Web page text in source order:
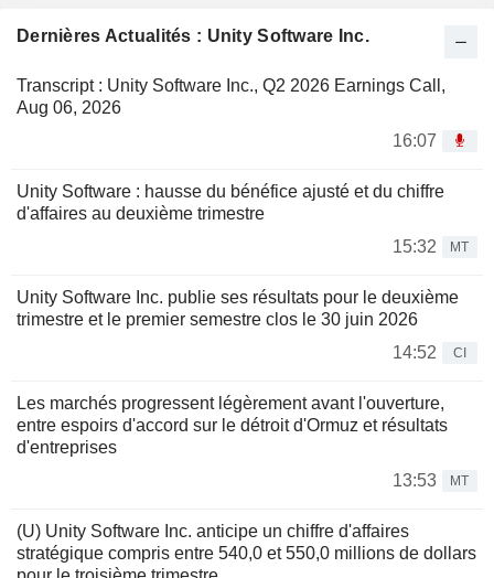
Dernières Actualités : Unity Software Inc.
Transcript : Unity Software Inc., Q2 2026 Earnings Call,
Aug 06, 2026
16:07
Unity Software : hausse du bénéfice ajusté et du chiffre
d'affaires au deuxième trimestre
15:32
MT
Unity Software Inc. publie ses résultats pour le deuxième
trimestre et le premier semestre clos le 30 juin 2026
14:52
CI
Les marchés progressent légèrement avant l'ouverture,
entre espoirs d'accord sur le détroit d'Ormuz et résultats
d'entreprises
13:53
MT
(U) Unity Software Inc. anticipe un chiffre d'affaires
stratégique compris entre 540,0 et 550,0 millions de dollars